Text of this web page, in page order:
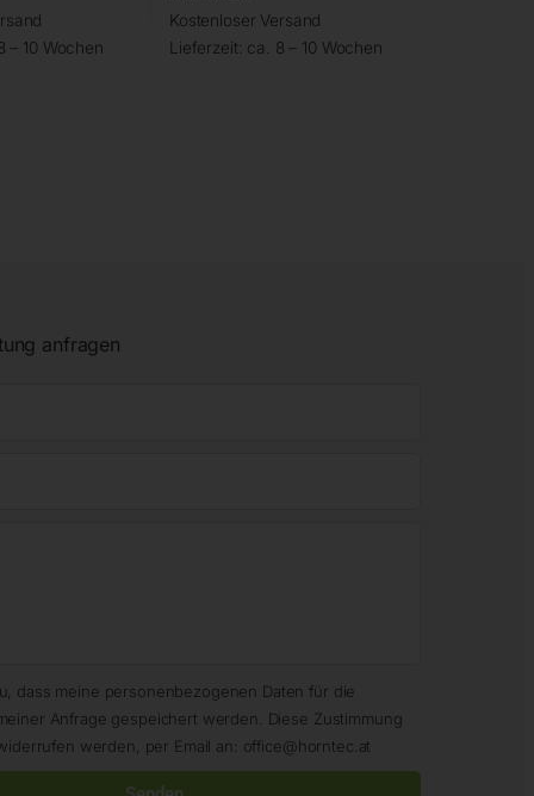
– 10 Wochen
Kostenloser Versand
Lieferzeit: ca. 8 – 10 Wochen
anfragen
dass meine personenbezogenen Daten für die
Anfrage gespeichert werden. Diese Zustimmung
werden, per Email an: office@horntec.at